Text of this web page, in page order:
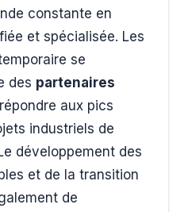
constante en
et spécialisée. Les
se
des partenaires
aux pics
industriels de
développement des
et de la transition
de